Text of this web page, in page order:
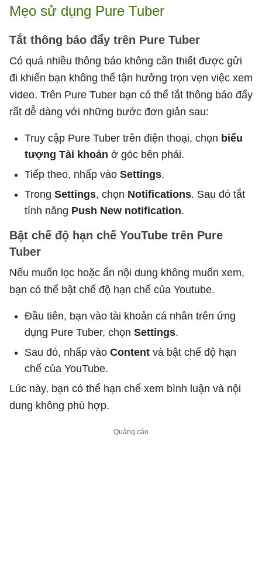
Mẹo sử dụng Pure Tuber
Tắt thông báo đẩy trên Pure Tuber
Có quá nhiều thông báo không cần thiết được gửi
đi khiến bạn không thể tận hưởng trọn vẹn việc xem
video. Trên Pure Tuber bạn có thể tắt thông báo đẩy
rất dễ dàng với những bước đơn giản sau:
Truy cập Pure Tuber trên điện thoại, chọn biểu
tượng Tài khoản ở góc bên phải.
Tiếp theo, nhấp vào Settings.
Trong Settings, chọn Notifications. Sau đó tắt
tính năng Push New notification.
Bật chế độ hạn chế YouTube trên Pure
Tuber
Nếu muốn lọc hoặc ẩn nội dung không muốn xem,
bạn có thể bật chế độ hạn chế của Youtube.
Đầu tiên, bạn vào tài khoản cá nhân trên ứng
dụng Pure Tuber, chọn Settings.
Sau đó, nhấp vào Content và bật chế độ hạn
chế của YouTube.
Lúc này, bạn có thể hạn chế xem bình luận và nội
dung không phù hợp.